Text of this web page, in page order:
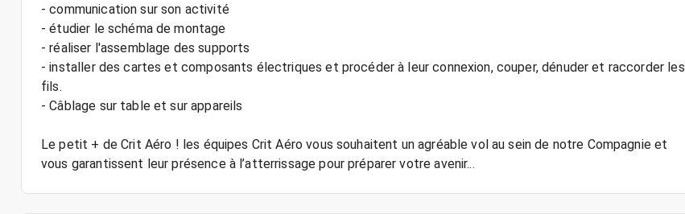
- communication sur son activité
- étudier le schéma de montage
- réaliser l'assemblage des supports
- installer des cartes et composants électriques et procéder à leur connexion, couper, dénuder et raccorder les
fils.
- Câblage sur table et sur appareils
Le petit + de Crit Aéro ! les équipes Crit Aéro vous souhaitent un agréable vol au sein de notre Compagnie et
vous garantissent leur présence à l’atterrissage pour préparer votre avenir...